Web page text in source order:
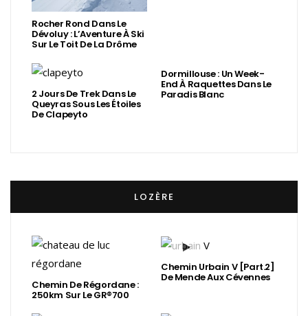
Rocher Rond Dans Le
Dévoluy : L’Aventure À Ski
Sur Le Toit De La Drôme
2 Jours De Trek Dans Le
Queyras Sous Les Étoiles
De Clapeyto
Dormillouse : Un Week-
End À Raquettes Dans Le
Paradis Blanc
LOZÈRE
Chemin De Régordane :
250km Sur Le GR®700
Chemin Urbain V [Part.2]
De Mende Aux Cévennes